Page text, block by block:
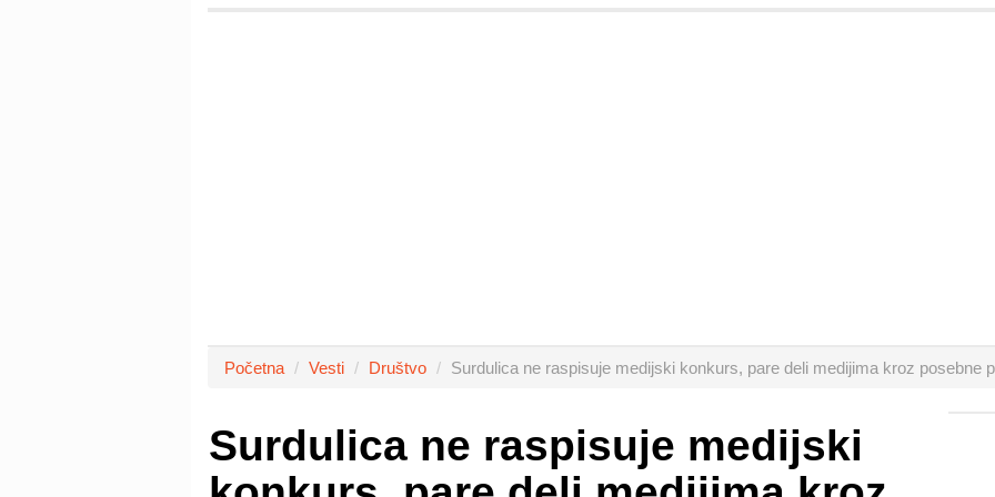
Početna Vesti Društvo Surdulica ne raspisuje medijski konkurs, pare deli medijima kroz posebne
Surdulica ne raspisuje medijski